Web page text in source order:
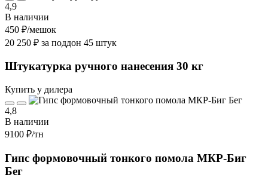
4,9
В наличии
450 ₽/мешок
20 250 ₽ за поддон 45 штук
Штукатурка ручного нанесения 30 кг
Купить у дилера
4,8
В наличии
9100 ₽/тн
Гипс формовочный тонкого помола МКР-Биг
Бег